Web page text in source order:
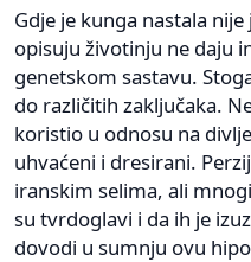
Gdje je kunga nastala
opisuju životinju ne daju
genetskom sastavu.
do različitih zaključaka.
koristio u odnosu na
uhvaćeni i dresirani.
iranskim selima, ali
su tvrdoglavi i da ih je
dovodi u sumnju ovu